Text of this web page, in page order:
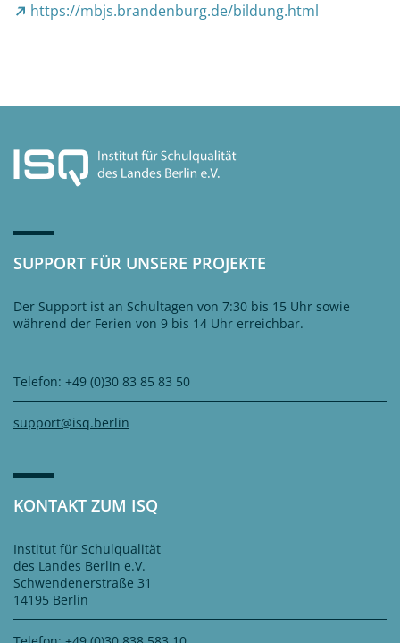
https://mbjs.brandenburg.de/bildung.html
SUPPORT FÜR UNSERE PROJEKTE
Der Support ist an Schultagen von 7:30 bis 15 Uhr sowie
während der Ferien von 9 bis 14 Uhr erreichbar.
Telefon: +49 (0)30 83 85 83 50
support@isq.berlin
KONTAKT ZUM ISQ
Institut für Schulqualität
des Landes Berlin e.V.
Schwendenerstraße 31
14195 Berlin